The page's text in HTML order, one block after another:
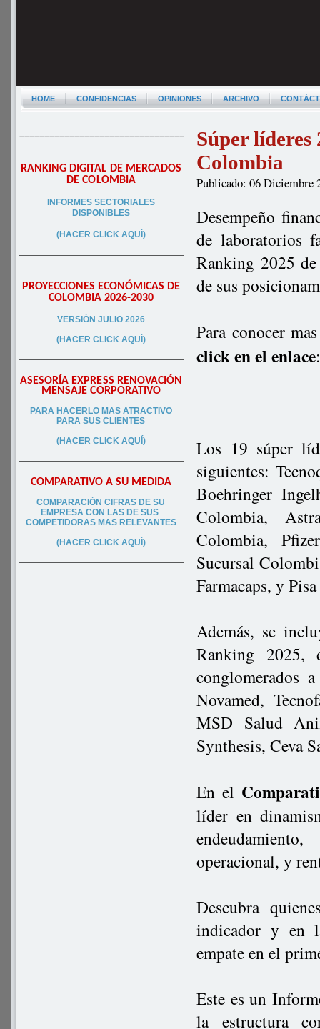
HOME CONFIDENCIAS OPINIONES ARCHIVO
–––––––––––––––––––––––––––––––––
RANKING DIGITAL DE MERCADOS
DE COLOMBIA
INFORMES SECTORIALES
DISPONIBLES
(HACER CLICK AQUÍ)
–––––––––––––––––––––––––––––––––
PROYECCIONES ECONÓMICAS DE
COLOMBIA 2026-2030
VERSIÓN JULIO 2026
(HACER CLICK AQUÍ)
–––––––––––––––––––––––––––––––––
ASESORÍA EXPRESS RENOVACIÓN
MENSAJE CORPORATIVO
PARA HACERLO MAS ATRACTIVO
PARA SUS CLIENTES
(HACER CLICK AQUÍ)
–––––––––––––––––––––––––––––––––
COMPARATIVO A SU MEDIDA
COMPARACIÓN CIFRAS DE SU
EMPRESA CON LAS DE SUS
COMPETIDORAS MAS RELEVANTES
(HACER CLICK AQUÍ)
–––––––––––––––––––––––––––––––––
Súper
Colombia
Publicado: 06 Diciembre
Desempeño
de laboratorios
Ranking 2025
de sus
Para conocer
click en el enlace
Los 19 súper
siguientes:
Boehringer
Colombia,
Colombia,
Sucursal
Farmacaps, y
Además, se
Ranking 2025,
conglomerados
Novamed,
MSD Salud
Synthesis, Ceva
En el
líder en
operacional, y
Descubra
indicador y en
empate en el
Este es un
la estructura